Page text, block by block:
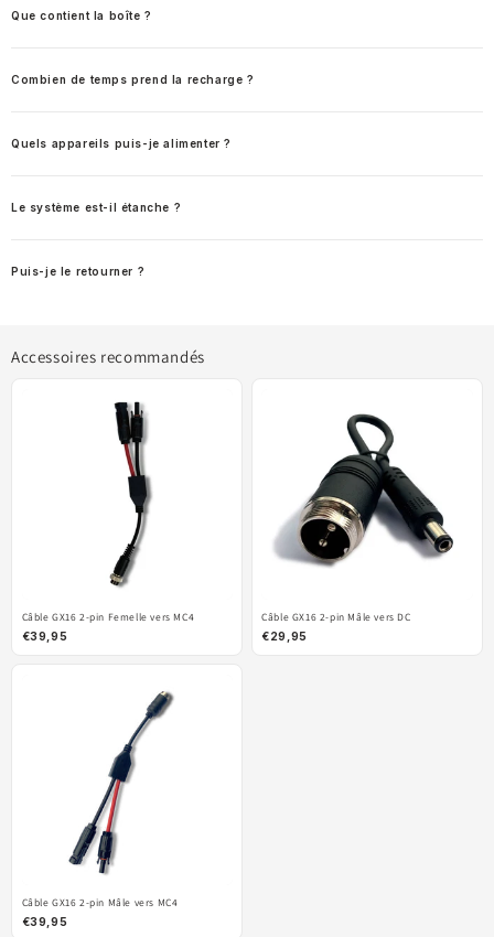
Que contient la boîte ?
Combien de temps prend la recharge ?
Quels appareils puis-je alimenter ?
Le système est-il étanche ?
Puis-je le retourner ?
Accessoires recommandés
Câble GX16 2-pin Femelle vers MC4
€39,95
Câble GX16 2-pin Mâle vers DC
€29,95
Câble GX16 2-pin Mâle vers MC4
€39,95